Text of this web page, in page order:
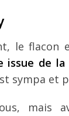
le flacon
issue de la
sympa et
mais